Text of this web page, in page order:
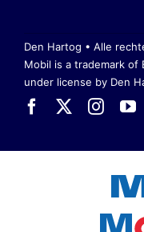
Den Hartog • Alle
Mobil is a trademark of
under license by Den